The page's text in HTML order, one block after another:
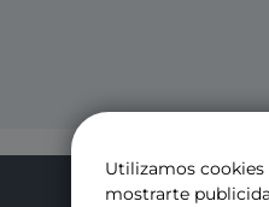
Utilizamos
mostrarte